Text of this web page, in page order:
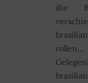
die